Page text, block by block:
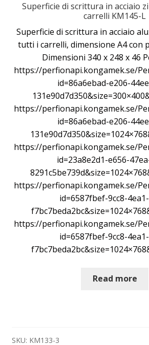
Superficie di scrittura in acciaio
carrelli KM145-L
Superficie di scrittura in acciaio
tutti i carrelli, dimensione A4 con
Dimensioni 340 x 248 x 46
https://perfionapi.kongamek.se/
id=86a6ebad-e206-
https://perfionapi.kongamek.se/
id=86a6ebad-e206-
https://perfionapi.kongamek.se/
id=23a8e2d1-e656-
https://perfionapi.kongamek.se/
id=6587fbef-9cc8-
https://perfionapi.kongamek.se/
id=6587fbef-9cc8-
Read more
SKU: KM133-3